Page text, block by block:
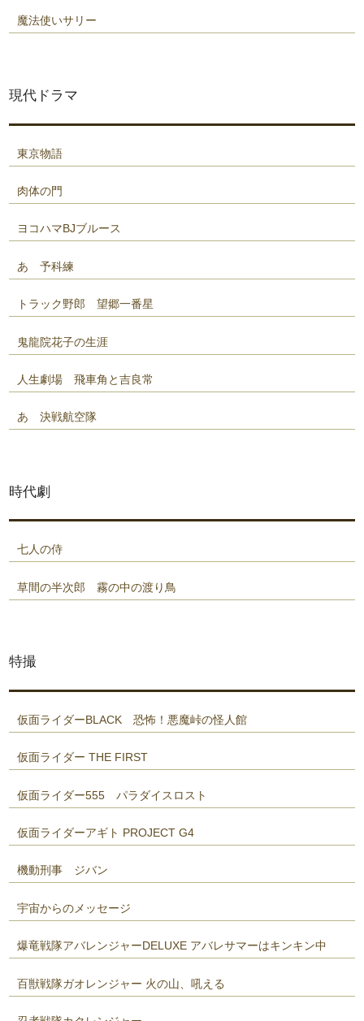
魔法使いサリー
現代ドラマ
東京物語
肉体の門
ヨコハマBJブルース
あゝ予科練
トラック野郎 望郷一番星
鬼龍院花子の生涯
人生劇場 飛車角と吉良常
あゝ決戦航空隊
時代劇
七人の侍
草間の半次郎 霧の中の渡り鳥
特撮
仮面ライダーBLACK 恐怖！悪魔峠の怪人館
仮面ライダー THE FIRST
仮面ライダー555 パラダイスロスト
仮面ライダーアギト PROJECT G4
機動刑事 ジバン
宇宙からのメッセージ
爆竜戦隊アバレンジャーDELUXE アバレサマーはキンキン中
百獣戦隊ガオレンジャー 火の山、吼える